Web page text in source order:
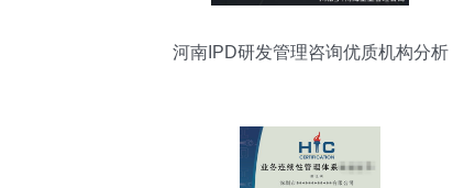
河南IPD研发管理咨询优质机构分析